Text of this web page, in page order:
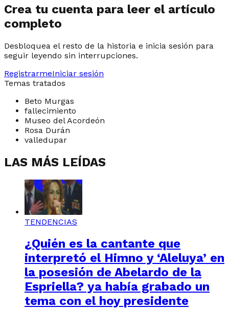
Crea tu cuenta para leer el artículo
completo
Desbloquea el resto de la historia e inicia sesión para
seguir leyendo sin interrupciones.
RegistrarmeIniciar sesión
Temas tratados
Beto Murgas
fallecimiento
Museo del Acordeón
Rosa Durán
valledupar
LAS MÁS LEÍDAS
TENDENCIAS
¿Quién es la cantante que
interpretó el Himno y ‘Aleluya’ en
la posesión de Abelardo de la
Espriella? ya había grabado un
tema con el hoy presidente